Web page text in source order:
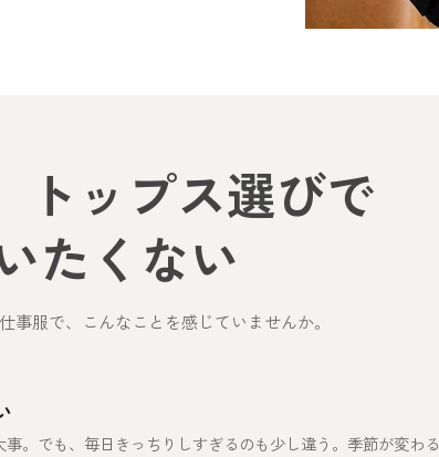
トップス選びで
たくない
事服で、こんなことを感じていませんか。
。でも、毎日きっちりしすぎるのも少し違う。季節が変わる